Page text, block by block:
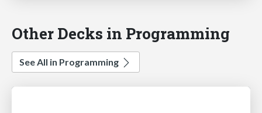
Other Decks in Programming
See All in Programming